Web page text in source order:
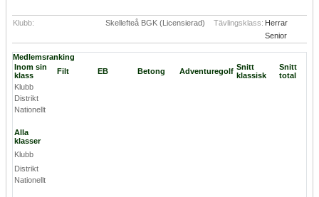
Klubb: Skellefteå BGK (Licensierad) Tävlingsklass: Herrar
Senior
Medlemsranking
Inom sin
klass
Filt EB Betong Adventuregolf Snitt
klassisk
Snitt
total
Klubb
Distrikt
Nationellt
Alla
klasser
Klubb
Distrikt
Nationellt